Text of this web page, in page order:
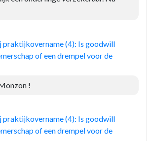
(4): Is goodwill
of een drempel voor de
!
(4): Is goodwill
of een drempel voor de